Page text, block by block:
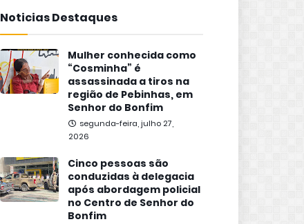
Noticias Destaques
Mulher conhecida como
“Cosminha” é
assassinada a tiros na
região de Pebinhas, em
Senhor do Bonfim
segunda-feira, julho 27,
2026
Cinco pessoas são
conduzidas à delegacia
após abordagem policial
no Centro de Senhor do
Bonfim